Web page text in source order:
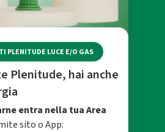
PLENITUDE LUCE E/O GAS
Plenitude, hai anche
entra nella tua Area
sito o App: